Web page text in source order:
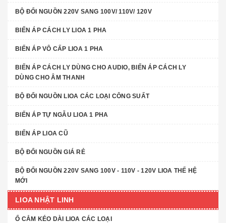
BỘ ĐỔI NGUỒN 220V SANG 100V/ 110V/ 120V
BIẾN ÁP CÁCH LY LIOA 1 PHA
BIẾN ÁP VÔ CẤP LIOA 1 PHA
BIẾN ÁP CÁCH LY DÙNG CHO AUDIO, BIẾN ÁP CÁCH LY
DÙNG CHO ÂM THANH
BỘ ĐỔI NGUỒN LIOA CÁC LOẠI CÔNG SUẤT
BIẾN ÁP TỰ NGẪU LIOA 1 PHA
BIẾN ÁP LIOA CŨ
BỘ ĐỔI NGUỒN GIÁ RẺ
BỘ ĐỔI NGUỒN 220V SANG 100V - 110V - 120V LIOA THẾ HỆ
MỚI
LIOA NHẬT LINH
Ổ CẮM KÉO DÀI LIOA CÁC LOẠI